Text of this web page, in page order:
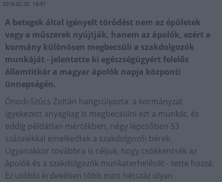
2018.02.20. 14:47
A betegek által igényelt törődést nem az épületek
vagy a műszerek nyújtják, hanem az ápolók, ezért a
kormány különösen megbecsüli a szakdolgozók
munkáját - jelentette ki egészségügyért felelős
államtitkár a magyar ápolók napja központi
ünnepségén.
Ónodi-Szűcs Zoltán hangsúlyozta: a kormányzat
igyekezett anyagilag is megbecsülni ezt a munkát, és
eddig példátlan mértékben, négy lépcsőben 53
százalékkal emelkedtek a szakdolgozói bérek.
Ugyanakkor továbbra is céljuk, hogy csökkentsék az
ápolók és a szakdolgozók munkaterhelését - tette hozzá.
Ez utóbbi érdekében több mint hétszáz olyan